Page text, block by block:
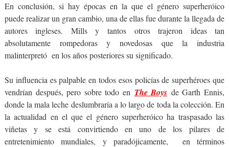
En conclusión, si hay épocas en la que el género superheróico
puede realizar un gran cambio, una de ellas fue durante la llegada de
autores ingleses. Mills y tantos otros trajeron ideas tan
absolutamente rompedoras y novedosas que la industria
malinterpretó en los años posteriores su significado.
Su influencia es palpable en todos esos policías de superhéroes que
vendrían después, pero sobre todo en The Boys de Garth Ennis,
donde la mala leche deslumbraría a lo largo de toda la colección. En
la actualidad en el que el género superheróico ha traspasado las
viñetas y se está convirtiendo en uno de los pilares de
entretenimiento mundiales, y paradójicamente, en términos